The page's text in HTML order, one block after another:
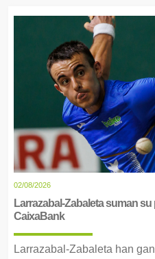
02/08/2026
Larrazabal-Zabaleta suman
CaixaBank
Larrazabal-Zabaleta han